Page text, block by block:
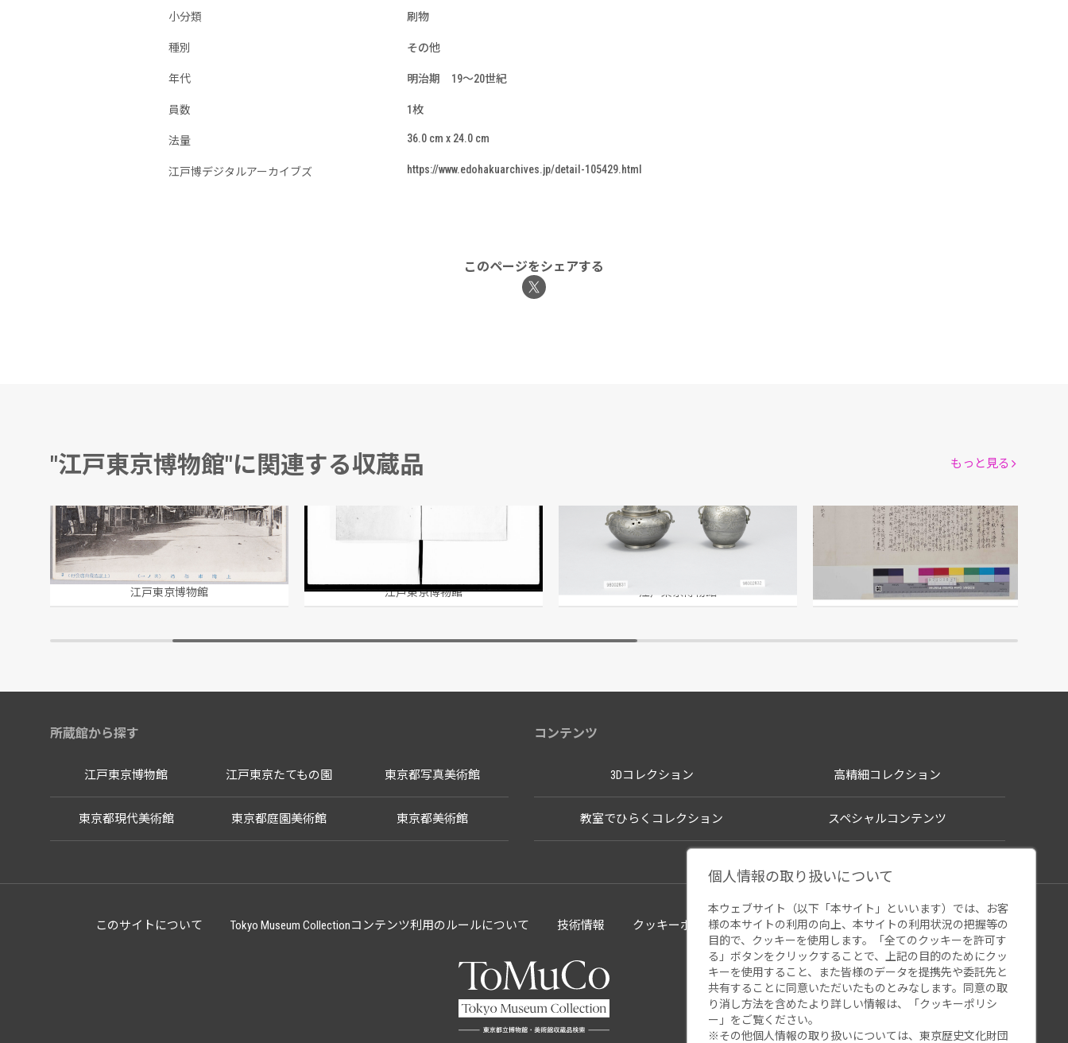
小分類 刷物
種別 その他
年代 明治期 19～20世紀
員数 1枚
法量 36.0 cm x 24.0 cm
江戸博デジタルアーカイブズ https://www.edohakuarchives.jp/detail-105429.html
このページをシェアする
"江戸東京博物館"に関連する収蔵品
上溝市場通 (其ノ一)
江戸東京博物館 江戸東京博物館
風炉(牡丹唐草蒔絵 茶弁当 雛道具)
江戸東京博物館
大東亜戦記録画
井上直泉/画
江戸東京博物館
もっと見る
所蔵館から探す
江戸東京博物館 江戸東京たてもの園 東京都写真美術館
東京都現代美術館 東京都庭園美術館 東京都美術館
コンテンツ
3Dコレクション 高精細コレクション
教室でひらくコレクション スペシャルコンテンツ
このサイトについて Tokyo Museum Collectionコンテンツ利用のルールについて 技術情報 クッキーポリシー ウェブアクセシビリティ 関連サイト
個人情報の取り扱いについて
本ウェブサイト（以下「本サイト」といいます）では、お客
様の本サイトの利用の向上、本サイトの利用状況の把握等の
目的で、クッキーを使用します。「全てのクッキーを許可す
る」ボタンをクリックすることで、上記の目的のためにクッ
キーを使用すること、また皆様のデータを提携先や委託先と
共有することに同意いただいたものとみなします。同意の取
り消し方法を含めたより詳しい情報は、「 クッキーポリシ
ー 」をご覧ください。
※その他個人情報の取り扱いについては、 東京歴史文化財団